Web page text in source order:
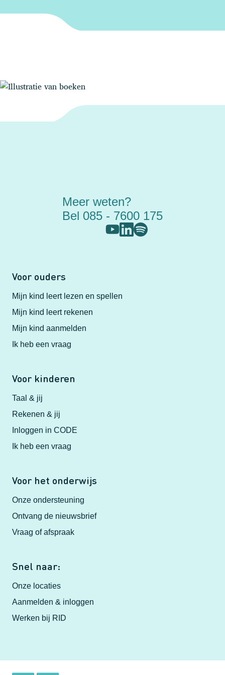
Meer weten?
Bel 085 - 7600 175
Voor ouders
Mijn kind leert lezen en spellen
Mijn kind leert rekenen
Mijn kind aanmelden
Ik heb een vraag
Voor kinderen
Taal & jij
Rekenen & jij
Inloggen in CODE
Ik heb een vraag
Voor het onderwijs
Onze ondersteuning
Ontvang de nieuwsbrief
Vraag of afspraak
Snel naar:
Onze locaties
Aanmelden & inloggen
Werken bij RID